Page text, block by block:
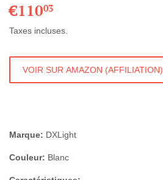
€11003
Taxes incluses.
VOIR SUR AMAZON (AFFILIATION)
Marque: DXLight
Couleur: Blanc